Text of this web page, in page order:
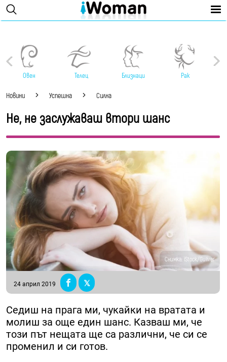
Овен Телец Близнаци Рак
Новини Успешна Силна
Не, не заслужаваш втори шанс
Снимка: iStock/Guliver
24 април 2019
Седиш на прага ми, чукайки на вратата и
молиш за още един шанс. Казваш ми, че
този път нещата ще са различни, че си се
променил и си готов.